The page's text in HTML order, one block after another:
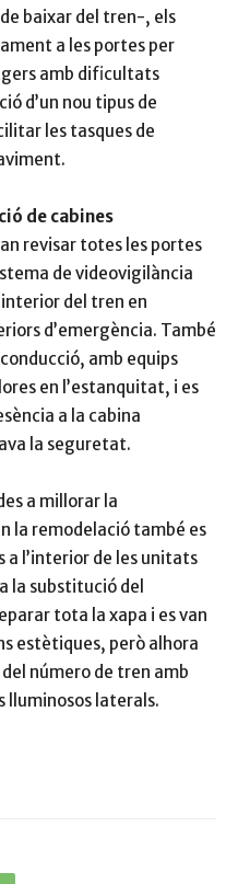
baixar del tren-, els
a les portes per
amb dificultats
d’un nou tipus de
les tasques de
de cabines
revisar totes les portes
de videovigilància
del tren en
d’emergència. També
amb equips
en l’estanquitat, i es
a la cabina
la seguretat.
a millorar la
la remodelació també es
a l’interior de les unitats
la substitució del
tota la xapa i es van
estètiques, però alhora
número de tren amb
lluminosos laterals.